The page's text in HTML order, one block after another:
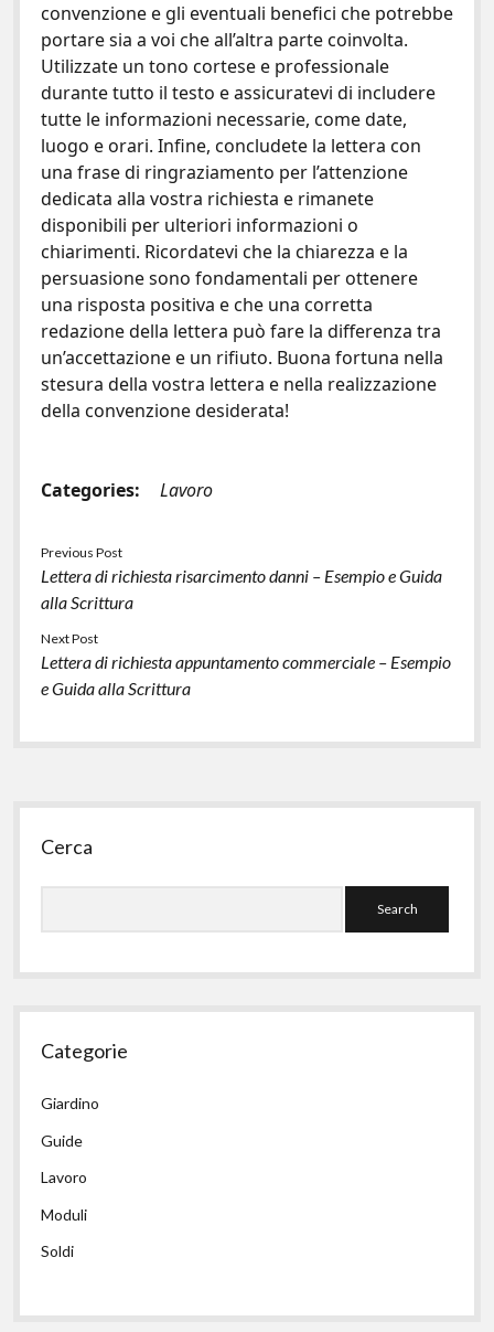
convenzione e gli eventuali benefici che potrebbe
portare sia a voi che all’altra parte coinvolta.
Utilizzate un tono cortese e professionale
durante tutto il testo e assicuratevi di includere
tutte le informazioni necessarie, come date,
luogo e orari. Infine, concludete la lettera con
una frase di ringraziamento per l’attenzione
dedicata alla vostra richiesta e rimanete
disponibili per ulteriori informazioni o
chiarimenti. Ricordatevi che la chiarezza e la
persuasione sono fondamentali per ottenere
una risposta positiva e che una corretta
redazione della lettera può fare la differenza tra
un’accettazione e un rifiuto. Buona fortuna nella
stesura della vostra lettera e nella realizzazione
della convenzione desiderata!
Categories: Lavoro
Previous Post
Lettera di richiesta risarcimento danni – Esempio e Guida
alla Scrittura
Next Post
Lettera di richiesta appuntamento commerciale – Esempio
e Guida alla Scrittura
Sidebar
Cerca
Categorie
Giardino
Guide
Lavoro
Moduli
Soldi